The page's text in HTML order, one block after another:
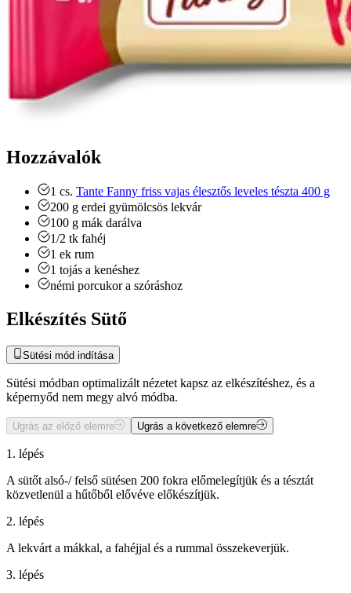
Hozzávalók
1 cs. Tante Fanny friss vajas élesztős leveles tészta 400 g
200 g erdei gyümölcsös lekvár
100 g mák darálva
1/2 tk fahéj
1 ek rum
1 tojás a kenéshez
némi porcukor a szóráshoz
Elkészítés Sütő
Sütési mód indítása
Sütési módban optimalizált nézetet kapsz az elkészítéshez, és a
képernyőd nem megy alvó módba.
Ugrás az előző elemre Ugrás a következő elemre
1. lépés
A sütőt alsó-/ felső sütésen 200 fokra előmelegítjük és a tésztát
közvetlenül a hűtőből elővéve előkészítjük.
2. lépés
A lekvárt a mákkal, a fahéjjal és a rummal összekeverjük.
3. lépés